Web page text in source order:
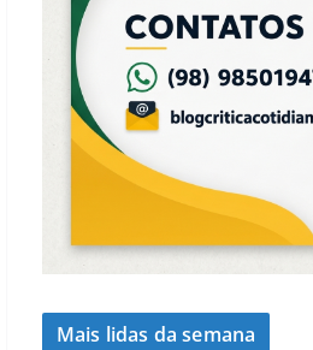
Mais lidas da semana